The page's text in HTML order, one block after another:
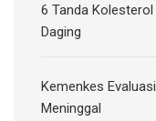
6 Tanda
Daging
Kemenkes
Meninggal